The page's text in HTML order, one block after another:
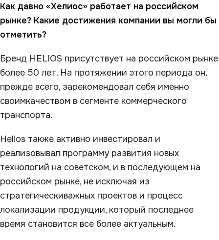
Как давно «Хелиос» работает на российском
рынке? Какие достижения компании вы могли бы
отметить?
Бренд HELIOS присутствует на российском рынке
более 50 лет. На протяжении этого периода он,
прежде всего, зарекомендовал себя именно
своимкачеством в сегменте коммерческого
транспорта.
Helios также активно инвестировал и
реализовывал программу развития новых
технологий на советском, и в последующем на
российском рынке, не исключая из
стратегическиважных проектов и процесс
локализации продукции, который последнее
время становится все более актуальным.